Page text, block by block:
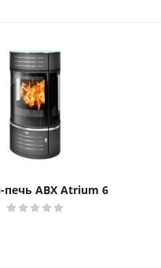
ABX Atrium 6